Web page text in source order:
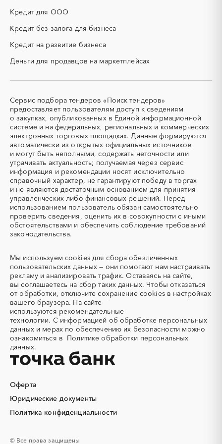
ОКР (опытно-
конструкторские работы)
ПГС (песчано-гравийная
смесь)
СВО
СКС (структурированные
СКУД
СОЖ (смазочно-
ТЭН
(Теплоэлектронагреватель)
УДС (установки
депарафинизации скважин)
УКПГ
ЯТЭК
Аварийные работы
Авиаперевозка
Авиационные работы
Авиационные работы
вертолетами
Автобус
Автовозы
Автогрейдер
Автозапчасти
Автоматизация
Автомобили
Автомобильные весы
Авторский надзор
Автотранспорт
Автоцистерны пожарные
Адсорбенты
Акварель
Аквариумы
Аккумуляторы
Алкогольная продукция
Алмазное бурение
Алмазная резка
Алюминиевые
конструкции
Алюминий
Аммоний
Ангар
Антенны
Антискалант
Аппараты воздушного
Аренда автобусов
Аренда погрузчика
Аренда спецтехники с
Калужская область
Карачаево-Черкесская
Краснодарский край
Красноярский край
Крым
Курганская область
Курская область
Ленинградская область
Липецкая область
Магаданская область
Марий Эл
Мордовия
Московская область
Мурманская область
Ненецкий AО
Нижегородская область
Новгородская область
Новосибирская область
Омская область
Оренбургская область
Орловская область
Пензенская область
Пермский край
Приморский край
Рязанская область
Самарская область
Саратовская область
Сахалинская область
Свердловская область
Северная Осетия - Алания
Смоленская область
Ставропольский край
Тамбовская область
Татарстан
Тверская область
Томская область
Тульская область
Тыва
Тюменская область
Ульяновская область
Челябинская область
Чувашская республика
Кредит для ООО
Кредит без залога для бизнеса
Кредит на развитие бизнеса
Деньги для продавцов на маркетплейсах
Оферта
Юридические документы
Политика конфиденциальности
© Все права защищены
Сервис подбора тендеров «Поиск тендеров»
предоставляет пользователям доступ к сведениям
о закупках, опубликованных в Единой информационной
системе и на федеральных, региональных и коммерческих
электронных торговых площадках. Данные формируются
автоматически из открытых официальных источников
и могут быть неполными, содержать неточности или
утрачивать актуальность; получаемая через сервис
информация и рекомендации носят исключительно
справочный характер, не гарантируют победу в торгах
и не являются достаточным основанием для принятия
управленческих либо финансовых решений. Перед
использованием пользователь обязан самостоятельно
проверить сведения, оценить их в совокупности с иными
обстоятельствами и обеспечить соблюдение требований
законодательства.
Мы используем cookies для сбора обезличенных
пользовательских данных — они помогают нам настраивать
рекламу и анализировать трафик. Оставаясь на сайте,
вы соглашаетесь на сбор таких данных. Чтобы отказаться
от обработки, отключите сохранение cookies в настройках
вашего браузера. На сайте
используются рекомендательные
технологии. С информацией об обработке персональных
данных и мерах по обеспечению их безопасности можно
ознакомиться в Политике обработки персональных
данных.